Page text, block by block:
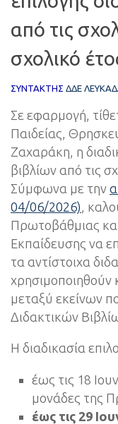
από τις
σχολικό
ΣΥΝΤΆΚΤΗΣ ΔΔΕ
Σε εφαρμογή,
Παιδείας,
Ζαχαράκη, η
βιβλίων από τις
Σύμφωνα με την
04/06/2026),
Πρωτοβάθμιας
Εκπαίδευσης να
τα αντίστοιχα
χρησιμοποιηθούν
μεταξύ εκείνων
Διδακτικών
Η διαδικασία
έως τις 18
μονάδες της
έως τις 29